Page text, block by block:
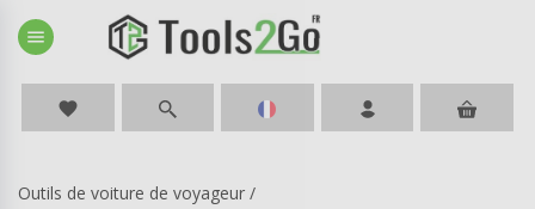
menu
favorite
Outils de voiture de voyageur /